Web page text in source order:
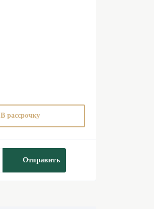
В рассрочку
Отправить